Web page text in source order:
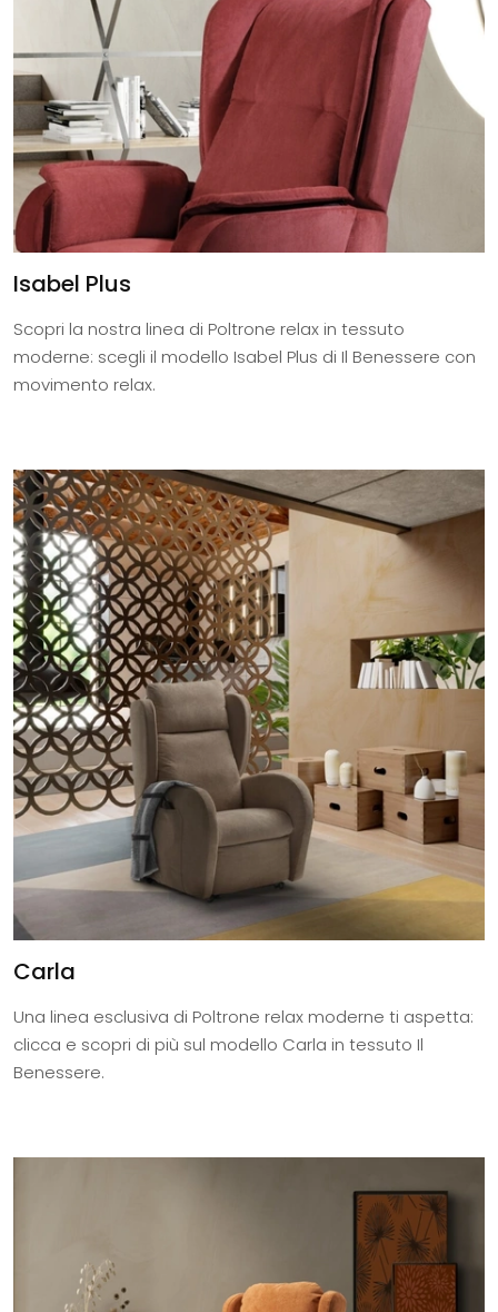
Isabel Plus
Scopri la nostra linea di Poltrone relax in tessuto
moderne: scegli il modello Isabel Plus di Il Benessere con
movimento relax.
Carla
Una linea esclusiva di Poltrone relax moderne ti aspetta:
clicca e scopri di più sul modello Carla in tessuto Il
Benessere.